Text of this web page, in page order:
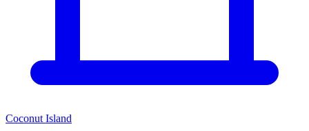
Coconut Island